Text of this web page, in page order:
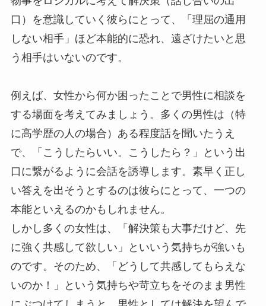
口）を意識していく彼らにとって、「理屈の通用
しない相手」ほど本能的に恐れ、遠ざけたいと思
う相手はいないのです。
例えば、女性から何か困ったことで男性に相談を
する場面を考えてみましょう。多くの男性は（特
に高学歴の人の場合）ある程度話を聞いたうえ
で、「こうしたらいい。こうしたら？」という出
口に繋がるように会話を誘導します。素早く正し
い答えを出そうとするのは彼らにとって、一つの
本能といえるのかもしれません。
しかし多くの女性は、「解決策も大事だけど、先
に強く共感して欲しい」といいう気持ちが強いも
のです。そのため、「どうして共感してもらえな
いのか！」という気持ちや苛立ちをそのまま男性